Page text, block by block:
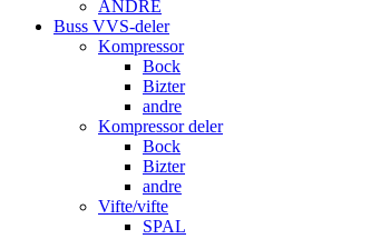
ANDRE
Buss VVS-deler
Kompressor
Bock
Bizter
andre
Kompressor deler
Bock
Bizter
andre
Vifte/vifte
SPAL